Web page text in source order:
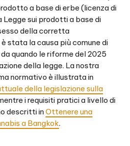
a base di erbe (licenza di
Legge sui prodotti a base di
della corretta
stata la causa più comune di
quando le riforme del 2025
della legge. La nostra
normativo è illustrata in
della legislazione sulla
i requisiti pratici a livello di
descritti inOttenere una
a Bangkok.